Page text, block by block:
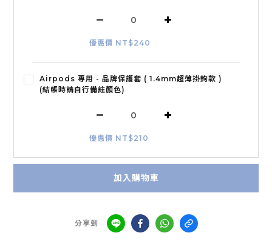
優惠價 NT$240
Airpods 專用 - 品牌保護套 ( 1.4mm超薄掛鉤款 )
(結帳時請自行備註顏色)
優惠價 NT$210
加入購物車
分享到